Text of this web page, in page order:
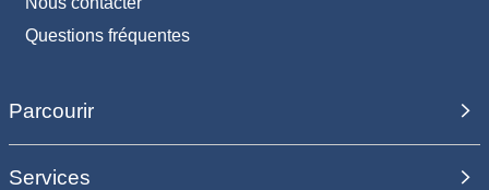
Questions fréquentes
Parcourir
Services